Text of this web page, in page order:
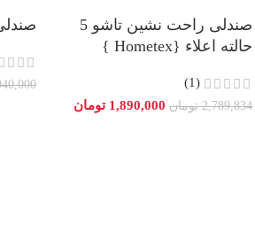
صندلی راحت نشین تاشو 5
حالته اعلاء {Hometex }
(1)
2,789,834 تومان 1,890,000 تومان
صندلی